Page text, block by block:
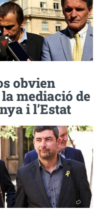
obvien
mediació de
i l’Estat